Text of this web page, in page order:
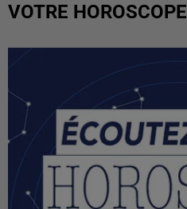
VOTRE HOROSCOPE